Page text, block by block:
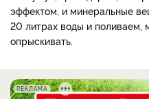
эффектом, и минеральные
20 литрах воды и поливаем,
опрыскивать.
РЕКЛАМА